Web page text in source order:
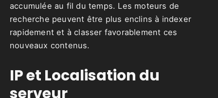
accumulée au fil du temps. Les moteurs de
recherche peuvent être plus enclins à indexer
rapidement et à classer favorablement ces
nouveaux contenus.
IP et Localisation du
serveur